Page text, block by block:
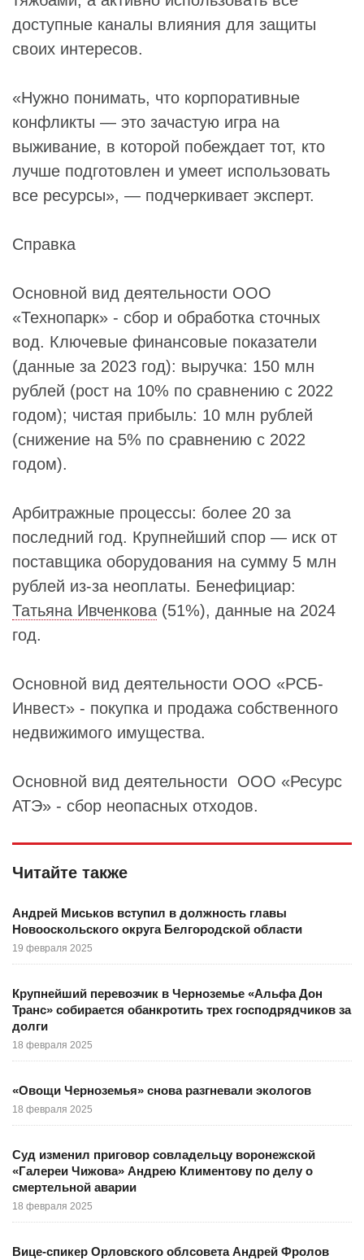
доступные каналы влияния для защиты
своих интересов.
«Нужно понимать, что корпоративные
конфликты — это зачастую игра на
выживание, в которой побеждает тот, кто
лучше подготовлен и умеет использовать
все ресурсы», — подчеркивает эксперт.
Основной вид деятельности ООО
«Технопарк» - сбор и обработка сточных
вод. Ключевые финансовые показатели
(данные за 2023 год): выручка: 150 млн
рублей (рост на 10% по сравнению с 2022
годом); чистая прибыль: 10 млн рублей
(снижение на 5% по сравнению с 2022
годом).
Арбитражные процессы: более 20 за
последний год. Крупнейший спор — иск от
поставщика оборудования на сумму 5 млн
рублей из-за неоплаты. Бенефициар:
Татьяна Ивченкова (51%), данные на 2024
год.
Основной вид деятельности ООО «РСБ-
Инвест» - покупка и продажа собственного
недвижимого имущества.
Основной вид деятельности ООО «Ресурс
АТЭ» - сбор неопасных отходов.
Читайте также
Андрей Миськов вступил в должность главы
Новооскольского округа Белгородской области
19 февраля 2025
Крупнейший перевозчик в Черноземье «Альфа Дон
Транс» собирается обанкротить трех господрядчиков за
долги
18 февраля 2025
«Овощи Черноземья» снова разгневали экологов
18 февраля 2025
Суд изменил приговор совладельцу воронежской
«Галереи Чижова» Андрею Климентову по делу о
смертельной аварии
18 февраля 2025
Вице-спикер Орловского облсовета Андрей Фролов